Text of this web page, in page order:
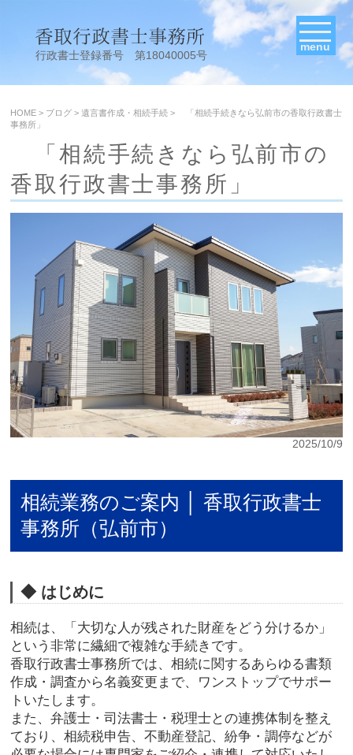
行政書士登録番号 第18040005号
menu
HOME > ブログ >遺言書作成・相続手続 >
「相続手続きなら弘前市の香取行政書士
事務所」
「相続手続きなら弘前市の
香取行政書士事務所」
2025/10/9
相続業務のご案内 │ 香取行政書士
事務所（弘前市）
◆ はじめに
相続は、「大切な人が残された財産をどう分けるか」
という非常に繊細で複雑な手続きです。
香取行政書士事務所では、相続に関するあらゆる書類
作成・調査から名義変更まで、ワンストップでサポー
トいたします。
また、弁護士・司法書士・税理士との連携体制を整え
ており、相続税申告、不動産登記、紛争・調停などが